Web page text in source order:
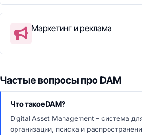
Маркетинг и реклама
Частые вопросы про DAM
Что такое DAM?
Digital Asset Management – система
организации, поиска и